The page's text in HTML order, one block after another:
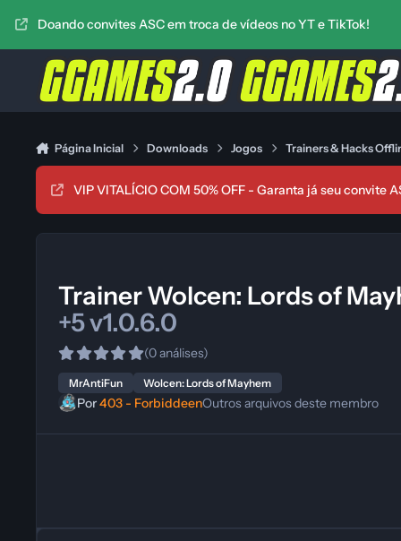
Doando convites ASC em troca de vídeos no YT e TikTok!
Página Inicial Downloads Jogos Trainers & Hacks
VIP VITALÍCIO COM 50% OFF - Garanta já seu convite
Trainer Wolcen: Lords of
+5 v1.0.6.0
(0 análises)
MrAntiFun Wolcen: Lords of Mayhem
Por403 - ForbiddeenOutros arquivos deste membro